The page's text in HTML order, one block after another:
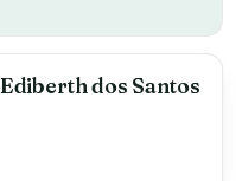
dos Santos